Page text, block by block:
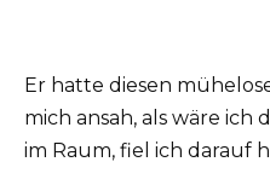
Er hatte diesen
mich ansah, als wäre ich
im Raum, fiel ich darauf